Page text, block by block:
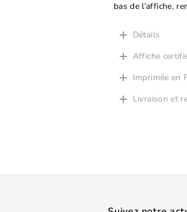
bas de l’affiche,
Détails
Affiche
Imprimée en
Livraison et